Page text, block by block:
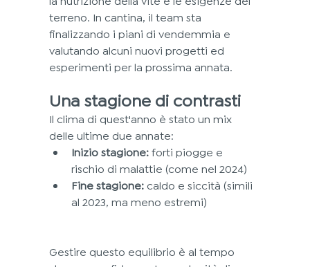
terreno. In cantina, il team sta
finalizzando i piani di vendemmia e
valutando alcuni nuovi progetti ed
esperimenti per la prossima annata.
Una stagione di contrasti
Il clima di quest'anno è stato un mix
delle ultime due annate:
Inizio stagione: forti piogge e
rischio di malattie (come nel 2024)
Fine stagione: caldo e siccità (simili
al 2023, ma meno estremi)
Gestire questo equilibrio è al tempo